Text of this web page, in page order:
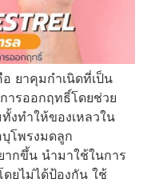
ยาคุมกำเนิดที่เป็น
ารออกฤทธิ์โดยช่วย
งทำให้ของเหลวใน
โพรงมดลูก
ากขึ้น นำมาใช้ในการ
ยไม่ได้ป้องกัน ใช้